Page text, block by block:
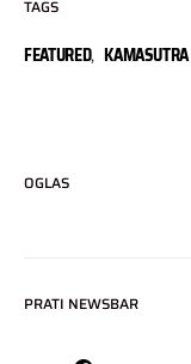
TAGS
FEATURED, KAMASUTRA
OGLAS
PRATI NEWSBAR